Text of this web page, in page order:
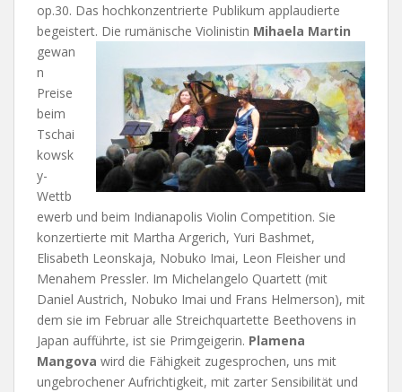
op.30. Das hochkonzentrierte Publikum applaudierte
begeistert. Die rumänische Violinistin Mihaela Martin
gewan
n
Preise
beim
Tschai
kowsk
y-
Wettb
ewerb und beim Indianapolis Violin Competition. Sie
konzertierte mit Martha Argerich, Yuri Bashmet,
Elisabeth Leonskaja, Nobuko Imai, Leon Fleisher und
Menahem Pressler. Im Michelangelo Quartett (mit
Daniel Austrich, Nobuko Imai und Frans Helmerson), mit
dem sie im Februar alle Streichquartette Beethovens in
Japan aufführte, ist sie Primgeigerin. Plamena
Mangova wird die Fähigkeit zugesprochen, uns mit
ungebrochener Aufrichtigkeit, mit zarter Sensibilität und